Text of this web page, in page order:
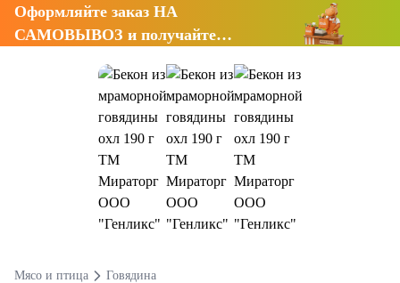
Оформляйте заказ НА
САМОВЫВОЗ и получайте
Мясо и птица Говядина